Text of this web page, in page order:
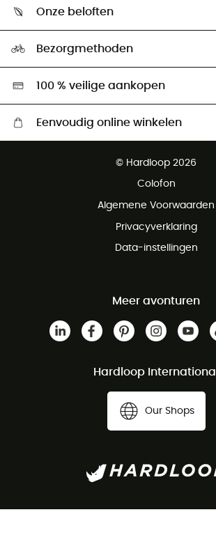
Retourzendingen & Terugbetalingen
Ambassadeurs
Onze beloften
Hardgreen
Bezorgmethoden
100 % veilige aankopen
Eenvoudig online winkelen
Gratis retourneren binnen 100 dagen
© Hardloop 2026
Colofon
Algemene Voorwaarden
Privacyverklaring
Data-instellingen
Meer avonturen
Hardloop International
Our Shops